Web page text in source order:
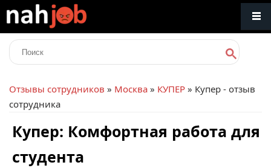
Отзывы сотрудников » Москва » КУПЕР » Купер - отзыв
сотрудника
Купер: Комфортная работа для
студента